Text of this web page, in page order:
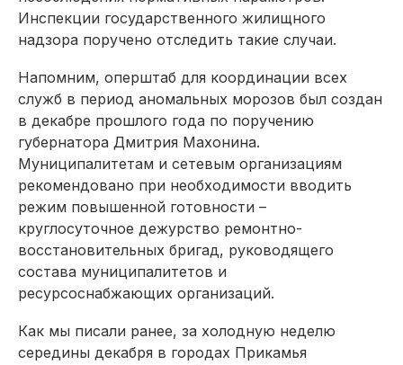
Инспекции государственного жилищного
надзора поручено отследить такие случаи.
Напомним, оперштаб для координации всех
служб в период аномальных морозов был создан
в декабре прошлого года по поручению
губернатора Дмитрия Махонина.
Муниципалитетам и сетевым организациям
рекомендовано при необходимости вводить
режим повышенной готовности –
круглосуточное дежурство ремонтно-
восстановительных бригад, руководящего
состава муниципалитетов и
ресурсоснабжающих организаций.
Как мы писали ранее, за холодную неделю
середины декабря в городах Прикамья